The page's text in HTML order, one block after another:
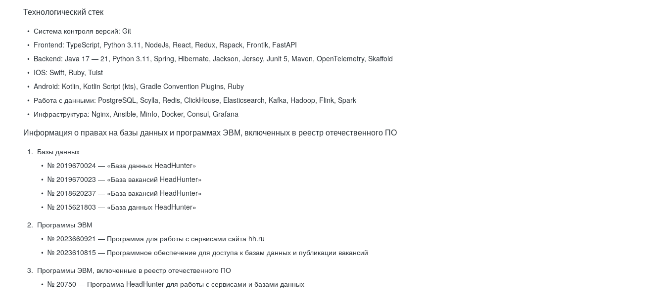
Технологический стек
Система контроля версий: Git
Frontend: TypeScript, Python 3.11, NodeJs, React, Redux, Rspack, Frontik, FastAPI
Backend: Java 17 — 21, Python 3.11, Spring, Hibernate, Jackson, Jersey, Junit 5, Maven, OpenTelemetry, Skaffold
IOS: Swift, Ruby, Tuist
Android: Kotlin, Kotlin Script (kts), Gradle Convention Plugins, Ruby
Работа с данными: PostgreSQL, Scylla, Redis, ClickHouse, Elasticsearch, Kafka, Hadoop, Flink, Spark
Инфраструктура: Nginx, Ansible, MinIo, Docker, Consul, Grafana
Информация о правах на базы данных и программах ЭВМ, включенных в реестр отечественного ПО
Базы данных
№ 2019670024 — «База данных HeadHunter»
№ 2019670023 — «База вакансий HeadHunter»
№ 2018620237 — «База вакансий HeadHunter»
№ 2015621803 — «База данных HeadHunter»
Программы ЭВМ
№ 2023660921 — Программа для работы с сервисами сайта hh.ru
№ 2023610815 — Программное обеспечение для доступа к базам данных и публикации вакансий
Программы ЭВМ, включенные в реестр отечественного ПО
№ 20750 — Программа HeadHunter для работы с сервисами и базами данных